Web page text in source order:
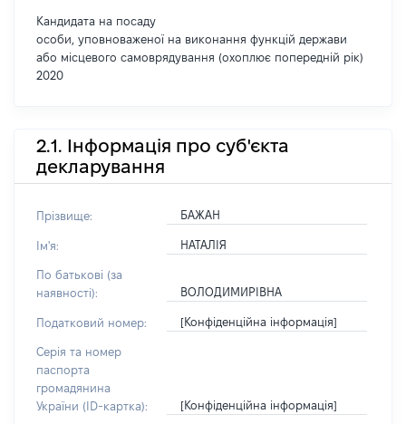
Кандидата на посаду
особи, уповноваженої на виконання функцій держави
або місцевого самоврядування (охоплює попередній рік)
2020
2.1. Інформація про суб'єкта
декларування
Прізвище: БАЖАН
Ім'я: НАТАЛІЯ
По батькові (за
наявності):
ВОЛОДИМИРІВНА
Податковий номер: [Конфіденційна інформація]
Серія та номер
паспорта
громадянина
України (ID-картка):
[Конфіденційна інформація]